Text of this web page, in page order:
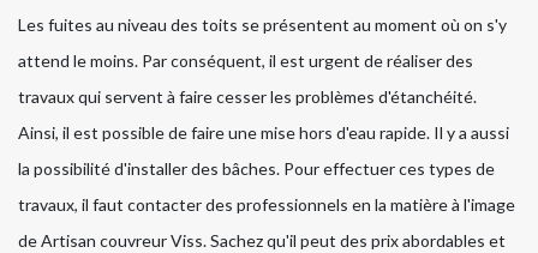
Les fuites au niveau des toits se présentent au moment où on s'y
attend le moins. Par conséquent, il est urgent de réaliser des
travaux qui servent à faire cesser les problèmes d'étanchéité.
Ainsi, il est possible de faire une mise hors d'eau rapide. Il y a aussi
la possibilité d'installer des bâches. Pour effectuer ces types de
travaux, il faut contacter des professionnels en la matière à l'image
de Artisan couvreur Viss. Sachez qu'il peut des prix abordables et